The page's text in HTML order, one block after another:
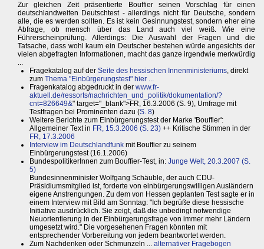
Zur gleichen Zeit präsentierte Bouffier seinen Vorschlag für einen
deutschlandweiten Deutschtest - allerdings nicht für Deutsche, sondern
alle, die es werden sollten. Es ist kein Gesinnungstest, sondern eher eine
Abfrage, ob mensch über das Land auch viel weiß. Wie eine
Führerscheinprüfung. Allerdings: Die Auswahl der Fragen und die
Tatsache, dass wohl kaum ein Deutscher bestehen würde angesichts der
vielen abgefragten Informationen, macht das ganze irgendwie merkwürdig
...
Fragekatalog auf der Seite des hessischen Innenministeriums, direkt
zum Thema "Einbürgerungstest" hier ...
Fragenkatalog abgedruckt in der www.fr-
aktuell.de/ressorts/nachrichten_und_politik/dokumentation/?
cnt=826649&" target="_blank">FR, 16.3.2006 (S. 9), Umfrage mit
Testfragen bei Prominenten dazu (S. 8)
Weitere Berichte zum Einbürgerungstest der Marke 'Bouffier':
Allgemeiner Text in FR, 15.3.2006 (S. 23) ++ Kritische Stimmen in der
FR, 17.3.2006
Interview im Deutschlandfunk mit Bouffier zu seinem
Einbürgerungstest (16.1.2006)
BundespolitikerInnen zum Bouffier-Test, in: Junge Welt, 20.3.2007 (S.
5)
Bundesinnenminister Wolfgang Schäuble, der auch CDU-
Präsidiumsmitglied ist, forderte von einbürgerungswilligen Ausländern
eigene Anstrengungen. Zu dem von Hessen geplanten Test sagte er in
einem Interview mit Bild am Sonntag: "Ich begrüße diese hessische
Initiative ausdrücklich. Sie zeigt, daß die unbedingt notwendige
Neuorientierung in der Einbürgerungsfrage von immer mehr Ländern
umgesetzt wird." Die vorgesehenen Fragen könnten mit
entsprechender Vorbereitung von jedem beantwortet werden.
Zum Nachdenken oder Schmunzeln ... alternativer Fragebogen